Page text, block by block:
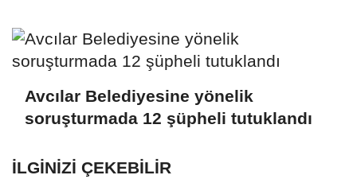
Avcılar Belediyesine yönelik
soruşturmada 12 şüpheli tutuklandı
İLGINIZI ÇEKEBILIR